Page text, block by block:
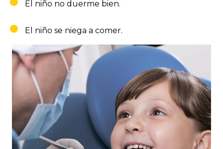
El niño no duerme bien.
El niño se niega a comer.